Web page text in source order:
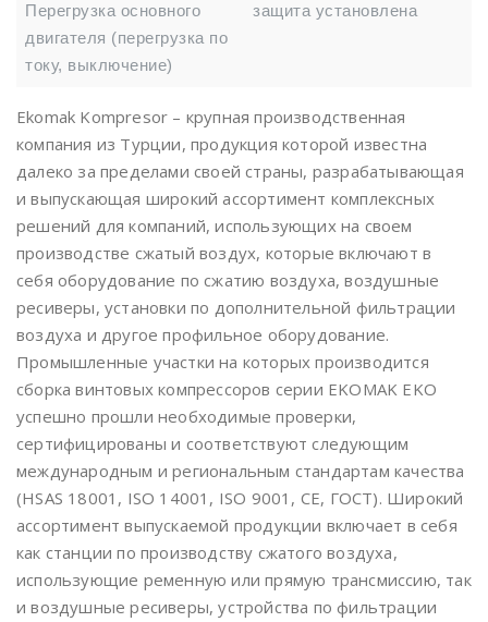
Перегрузка основного
двигателя (перегрузка по
току, выключение)
защита установлена
Ekomak Kompresor – крупная производственная
компания из Турции, продукция которой известна
далеко за пределами своей страны, разрабатывающая
и выпускающая широкий ассортимент комплексных
решений для компаний, использующих на своем
производстве сжатый воздух, которые включают в
себя оборудование по сжатию воздуха, воздушные
ресиверы, установки по дополнительной фильтрации
воздуха и другое профильное оборудование.
Промышленные участки на которых производится
сборка винтовых компрессоров серии EKOMAK EKO
успешно прошли необходимые проверки,
сертифицированы и соответствуют следующим
международным и региональным стандартам качества
(HSAS 18001, ISO 14001, ISO 9001, CE, ГОСТ). Широкий
ассортимент выпускаемой продукции включает в себя
как станции по производству сжатого воздуха,
использующие ременную или прямую трансмиссию, так
и воздушные ресиверы, устройства по фильтрации